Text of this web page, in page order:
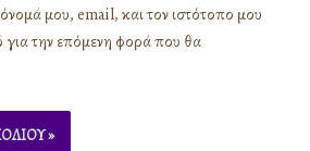
μου, email, και τον ιστότοπο μου
για την επόμενη φορά που θα